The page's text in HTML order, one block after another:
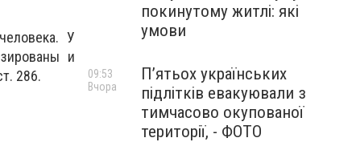
У
и
286.
покинутому житлі: які
умови
П’ятьох українських
підлітків евакуювали з
тимчасово окупованої
території, - ФОТО
09:53
Вчора